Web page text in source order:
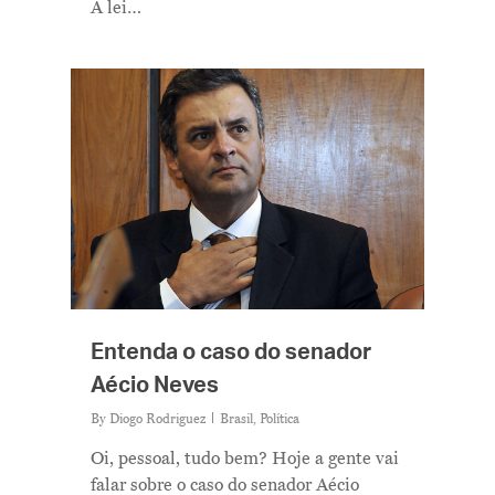
A lei…
Entenda o caso do senador
Aécio Neves
By Diogo Rodriguez Brasil ,Política
Oi, pessoal, tudo bem? Hoje a gente vai
falar sobre o caso do senador Aécio